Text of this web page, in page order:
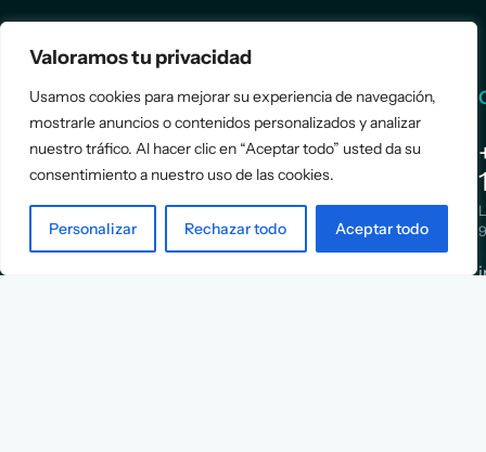
Valoramos tu privacidad
Usamos cookies para mejorar su experiencia de navegación,
mostrarle anuncios o contenidos personalizados y analizar
nuestro tráfico. Al hacer clic en “Aceptar todo” usted da su
consentimiento a nuestro uso de las cookies.
Personalizar Rechazar todo Aceptar todo
Asociación
Española
Services
Assessment
Positioning
Strategy
Implementation
Info
About Us
Cases
Blog